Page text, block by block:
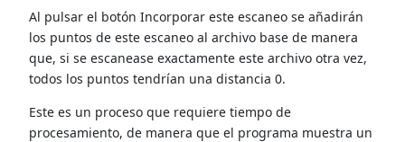
Al pulsar el botón Incorporar este escaneo se añadirán
los puntos de este escaneo al archivo base de manera
que, si se escanease exactamente este archivo otra vez,
todos los puntos tendrían una distancia 0.
Este es un proceso que requiere tiempo de
procesamiento, de manera que el programa muestra un